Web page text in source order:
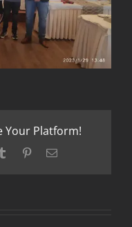
Your Platform!
Tumblr PinterestEmail